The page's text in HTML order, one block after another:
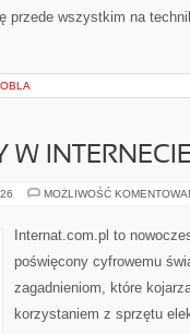
przede wszystkim na
W
MOŻLIWOŚĆ
Internat.com.pl to
poświęcony cyfrowemu
zagadnieniom, które
korzystaniem z sprzętu